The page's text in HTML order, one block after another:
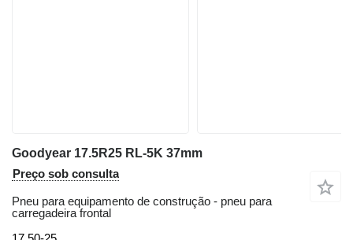
Goodyear 17.5R25 RL-5K 37mm
Preço sob consulta
Pneu para equipamento de construção - pneu para
carregadeira frontal